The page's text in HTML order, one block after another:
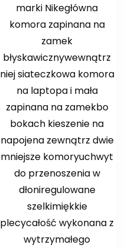
marki Nikegłówna
komora zapinana na
zamek
błyskawicznywewnątrz
niej siateczkowa komora
na laptopa i mała
zapinana na zamekbo
bokach kieszenie na
napojena zewnątrz dwie
mniejsze komoryuchwyt
do przenoszenia w
dłoniregulowane
szelkimiękkie
plecycałość wykonana z
wytrzymałego